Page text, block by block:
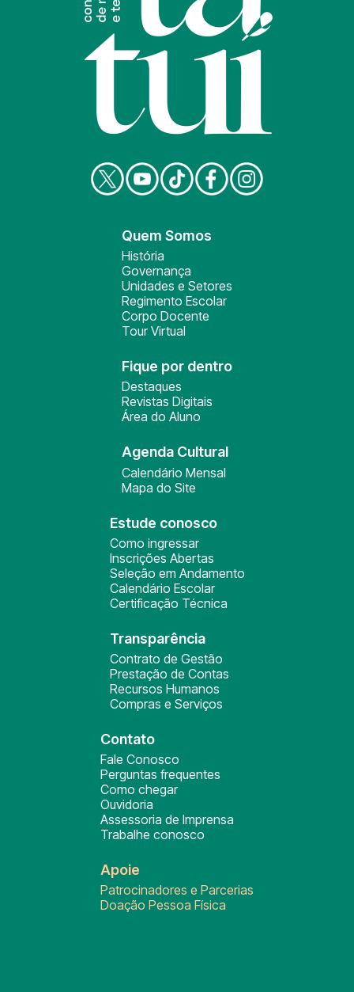
Quem Somos
História
Governança
Unidades e Setores
Regimento Escolar
Corpo Docente
Tour Virtual
Fique por dentro
Destaques
Revistas Digitais
Área do Aluno
Agenda Cultural
Calendário Mensal
Mapa do Site
Estude conosco
Como ingressar
Inscrições Abertas
Seleção em Andamento
Calendário Escolar
Certificação Técnica
Transparência
Contrato de Gestão
Prestação de Contas
Recursos Humanos
Compras e Serviços
Contato
Fale Conosco
Perguntas frequentes
Como chegar
Ouvidoria
Assessoria de Imprensa
Trabalhe conosco
Apoie
Patrocinadores e Parcerias
Doação Pessoa Física